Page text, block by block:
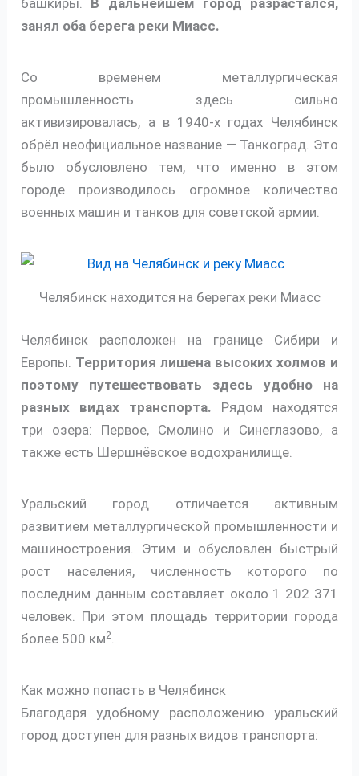
башкиры. В дальнейшем город разрастался,
занял оба берега реки Миасс.
Со временем металлургическая
промышленность здесь сильно
активизировалась, а в 1940-х годах Челябинск
обрёл неофициальное название — Танкоград. Это
было обусловлено тем, что именно в этом
городе производилось огромное количество
военных машин и танков для советской армии.
Челябинск находится на берегах реки Миасс
Челябинск расположен на границе Сибири и
Европы. Территория лишена высоких холмов и
поэтому путешествовать здесь удобно на
разных видах транспорта. Рядом находятся
три озера: Первое, Смолино и Синеглазово, а
также есть Шершнёвское водохранилище.
Уральский город отличается активным
развитием металлургической промышленности и
машиностроения. Этим и обусловлен быстрый
рост населения, численность которого по
последним данным составляет около 1 202 371
человек. При этом площадь территории города
более 500 км2.
Как можно попасть в Челябинск
Благодаря удобному расположению уральский
город доступен для разных видов транспорта: